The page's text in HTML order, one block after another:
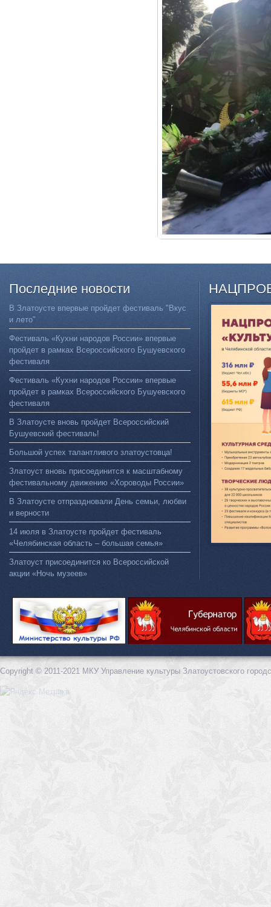
Последние новости
В Златоусте впервые пройдет фестиваль "Вкус
и лето"
Фестиваль «Кухни народов России» впервые
пройдет в рамках Всероссийского Бушуевского
фестиваля
Фестиваль «Кухни народов России» впервые
пройдет в рамках Всероссийского Бушуевского
фестиваля
В Златоусте вновь пройдет Всероссийский
Бушуевский фестиваль!
Большой успех талантливого златоустовца!
Златоуст вновь присоединится к масштабному
фестивальному движению «Хороводы России»
В Златоусте отпраздновали День семьи, любви
и верности
14 июля в Златоусте пройдет фестиваль
«Челябинская область – большая семья»
Златоуст присоединится ко Всероссийской
акции «Ночь музеев»
Copyright © 2011-2021 МКУ Управление культуры Златоустовского